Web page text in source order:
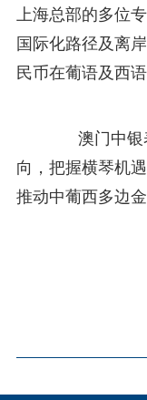
上海总部的多位
国际化路径及离
民币在葡语及西
澳门中银
向，把握横琴机
推动中葡西多边